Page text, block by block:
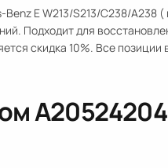
E W213/S213/C238/
Подходит для
скидка 10%. Все позиции